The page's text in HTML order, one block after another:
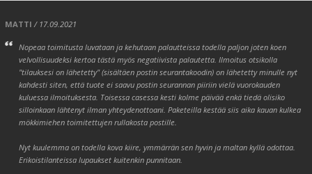
MATTI / 17.09.2021
Nopeaa toimitusta luvataan ja kehutaan palautteissa todella paljon joten koen
velvollisuudeksi kertoa tästä myös negatiivista palautetta. Ilmoitus otsikolla
"tilauksesi on lähetetty" (sisältäen postin seurantakoodin) on lähetetty minulle nyt
kahdesti siten, että tuote ei saavu postin seurannan piiriin vielä vuorokauden
kuluessa ilmoituksesta. Toisessa casessa kesti kolme päivää enkä tiedä olisiko
silloinkaan lähtenyt ilman yhteydenottoani. Paketeilla kestää siis aika kauan kulkea
mökkimiehen toimitettujen rullakosta postille.
Nyt kuulemma on todella kova kiire, ymmärrän sen hyvin ja maltan kyllä odottaa.
Erikoistilanteissa lupaukset kuitenkin punnitaan.